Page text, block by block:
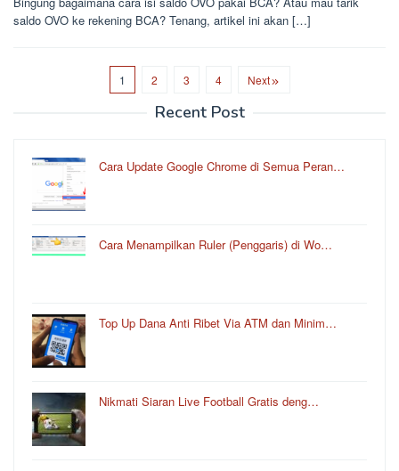
saldo OVO ke rekening BCA? Tenang, artikel ini akan […]
1 2 3 4 Next
Recent Post
Cara Update Google Chrome di Semua Peran…
Cara Menampilkan Ruler (Penggaris) di Wo…
Top Up Dana Anti Ribet Via ATM dan Minim…
Nikmati Siaran Live Football Gratis deng…